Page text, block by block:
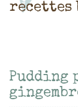
recettes
Pudding